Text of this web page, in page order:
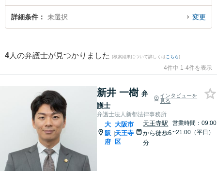
退職金未払いを法律相談できる大阪市天王寺区内の弁護士に相談予約したい』
などでお困りの相談者さんにおすすめです。
詳細条件 未選択 変更
4 人の弁護士が見つかりました (検索結果について詳しくは こちら)
4件中 1-4件を表示
新井 一樹 弁
護士
インタビューを
見る
弁護士法人新都法律事務所
大
阪
府
|
大阪市
天王寺
区
天王寺駅
から徒歩6
分
営業時間：09:00
~21:00（平日）